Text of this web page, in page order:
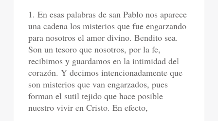
1. En esas palabras de san Pablo nos aparece
una cadena los misterios que fue engarzando
para nosotros el amor divino. Bendito sea.
Son un tesoro que nosotros, por la fe,
recibimos y guardamos en la intimidad del
corazón. Y decimos intencionadamente que
son misterios que van engarzados, pues
forman el sutil tejido que hace posible
nuestro vivir en Cristo. En efecto,